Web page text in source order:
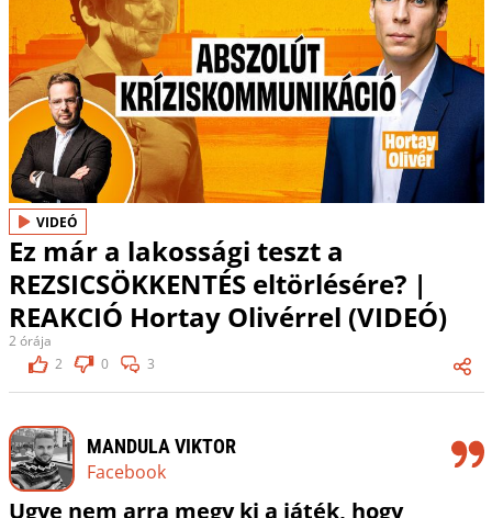
VIDEÓ
Ez már a lakossági teszt a
REZSICSÖKKENTÉS eltörlésére? |
REAKCIÓ Hortay Olivérrel (VIDEÓ)
2 órája
2
0 3
MANDULA VIKTOR
Facebook
Ugye nem arra megy ki a játék, hogy